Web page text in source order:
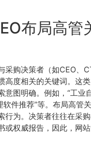
布局高管
采购决策者（如CEO、
高度相关的关键词。这
意图明确。例如，“工业
软件推荐”等。布局高管
行为。决策者往往在采
或权威报告，因此，网